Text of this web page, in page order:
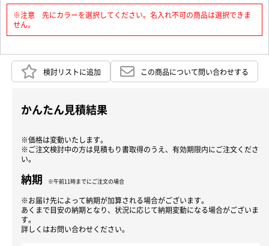
※注意 先にカラーを選択してください。名入れ不可の商品は選択できま
せん。
検討リストに追加 この商品について問い合わせする
かんたん見積結果
※価格は変動いたします。
※ご注文検討中の方は見積もり書取得のうえ、有効期限内にご注文くださ
い。
納期 ※午前11時までにご注文の場合
※お届け先によって納期が加算される場合がございます。
あくまで目安の納期となり、状況に応じて納期変動になる場合がございま
す。
詳しくはお問い合わせください。